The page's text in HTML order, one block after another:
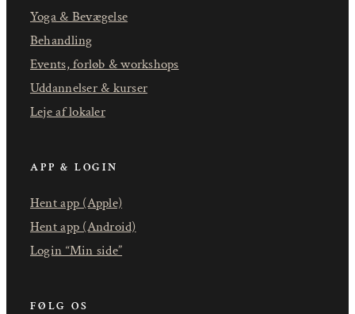
Yoga & Bevægelse
Behandling
Events, forløb & workshops
Uddannelser & kurser
Leje af lokaler
APP & LOGIN
Hent app (Apple)
Hent app (Android)
Login “Min side”
FØLG OS